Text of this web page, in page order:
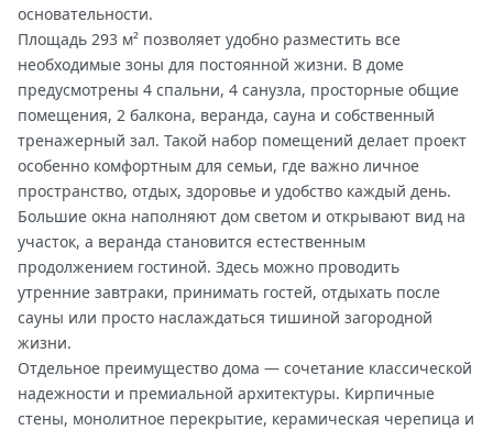
основательности.
Площадь 293 м² позволяет удобно разместить все
необходимые зоны для постоянной жизни. В доме
предусмотрены 4 спальни, 4 санузла, просторные общие
помещения, 2 балкона, веранда, сауна и собственный
тренажерный зал. Такой набор помещений делает проект
особенно комфортным для семьи, где важно личное
пространство, отдых, здоровье и удобство каждый день.
Большие окна наполняют дом светом и открывают вид на
участок, а веранда становится естественным
продолжением гостиной. Здесь можно проводить
утренние завтраки, принимать гостей, отдыхать после
сауны или просто наслаждаться тишиной загородной
жизни.
Отдельное преимущество дома — сочетание классической
надежности и премиальной архитектуры. Кирпичные
стены, монолитное перекрытие, керамическая черепица и